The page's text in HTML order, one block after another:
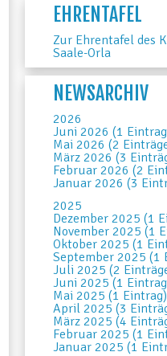
EHRENTAFEL
Zur Ehrentafel des
Saale-Orla
NEWSARCHIV
2026
Juni 2026 (1
Mai 2026 (2
März 2026 (3
Februar 2026 (2
Januar 2026 (3
2025
Dezember 2025 (1
November 2025 (1
Oktober 2025 (1
September 2025 (1
Juli 2025 (2
Juni 2025 (1
Mai 2025 (1 Eintrag)
April 2025 (3
März 2025 (4
Februar 2025 (1
Januar 2025 (1